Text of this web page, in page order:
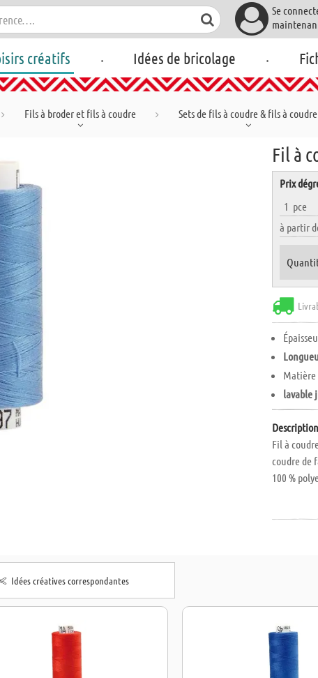
Se
créatifs . Idées de bricolage .
Fils à broder et fils à coudre Sets de fils à coudre & fils à coudre
Fil à
Prix
1 pce
à partir
Matière
lavable
Fil à
coudre de
100 %
Idées créatives correspondantes